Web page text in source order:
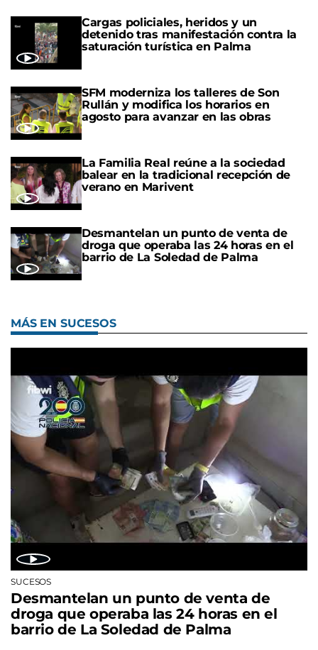
Cargas policiales, heridos y un
detenido tras manifestación contra la
saturación turística en Palma
SFM moderniza los talleres de Son
Rullán y modifica los horarios en
agosto para avanzar en las obras
La Familia Real reúne a la sociedad
balear en la tradicional recepción de
verano en Marivent
Desmantelan un punto de venta de
droga que operaba las 24 horas en el
barrio de La Soledad de Palma
MÁS EN SUCESOS
SUCESOS
Desmantelan un punto de venta de
droga que operaba las 24 horas en el
barrio de La Soledad de Palma